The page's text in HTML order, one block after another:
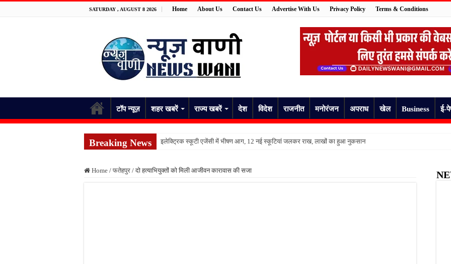
SATURDAY , AUGUST 8 2026 Home About Us Contact Us Advertise With Us Privacy Policy Terms & Conditions
टॉप न्यूज़ शहर खबरें राज्य खबरें देश विदेश राजनीत मनोरंजन अपराध खेल Business ई-
Breaking News इलेक्ट्रिक स्कूटी एजेंसी में भीषण आग, 12 नई स्कूटियां जलकर राख, लाखों का हुआ नुकसान
पिता की डांट से नाराज किशोर ने उठाया खतरनाक कदम, डाई पीने के बाद अस्पताल में भर्ती
Home / फतेहपुर / दो हत्याभियुक्तों को मिली आजीवन कारावास की सजा